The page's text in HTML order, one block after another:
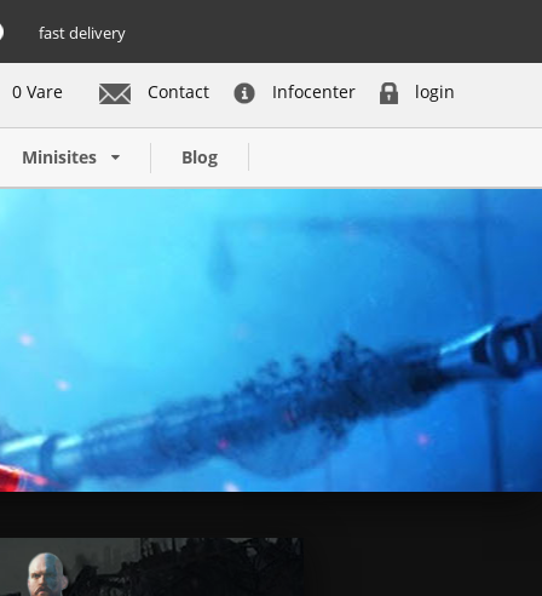
fast delivery
Contact Infocenter login
0 Vare
Minisites Blog